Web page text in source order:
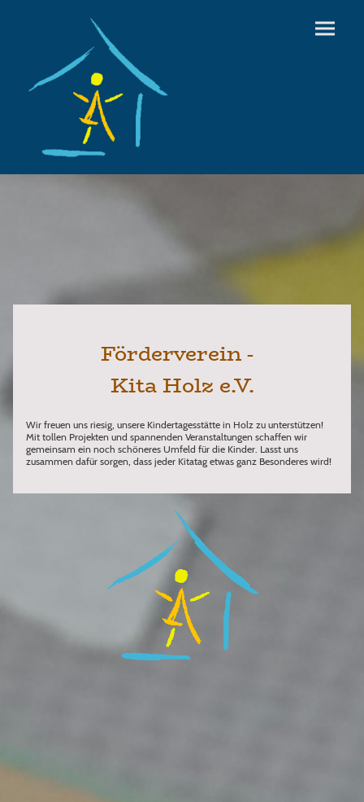
Förderverein -
Kita Holz e.V.
Wir freuen uns riesig, unsere Kindertagesstätte in Holz zu unterstützen!
Mit tollen Projekten und spannenden Veranstaltungen schaffen wir
gemeinsam ein noch schöneres Umfeld für die Kinder. Lasst uns
zusammen dafür sorgen, dass jeder Kitatag etwas ganz Besonderes wird!